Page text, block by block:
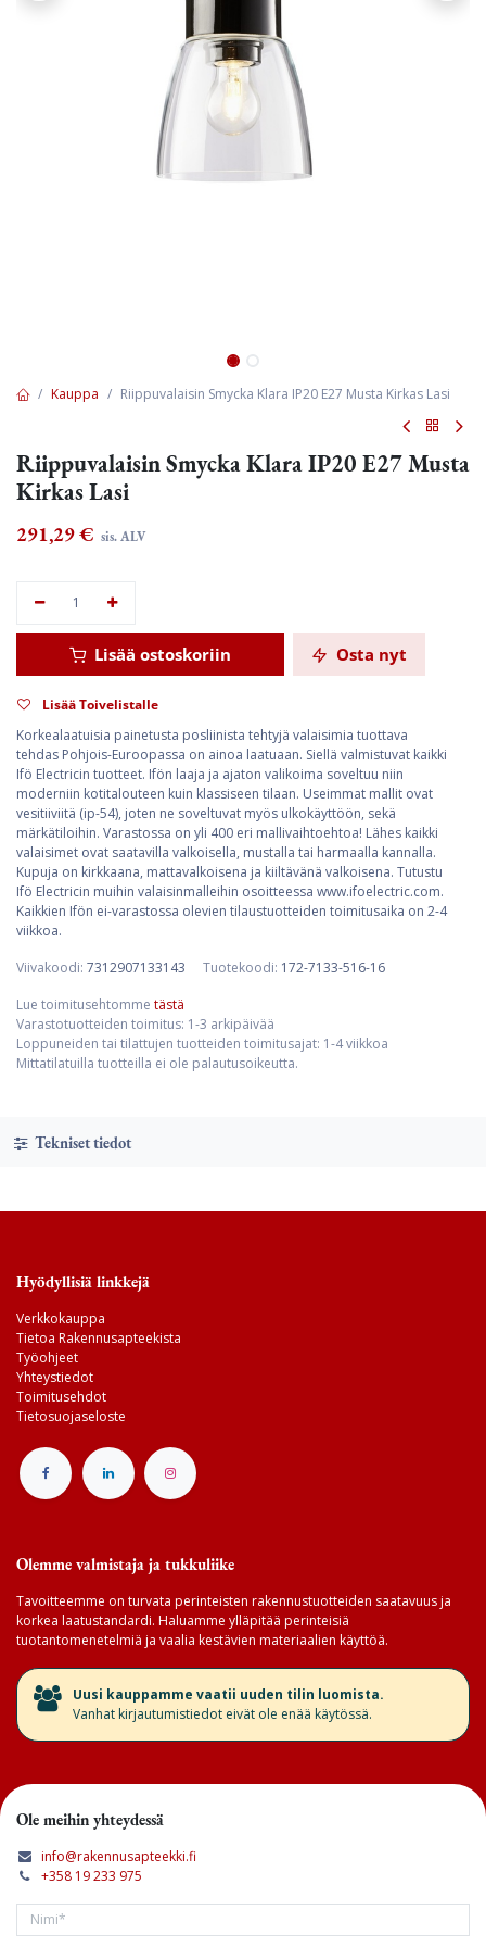
Kauppa Riippuvalaisin Smycka Klara IP20 E27 Musta Kirkas Lasi
Riippuvalaisin Smycka Klara IP20 E27 Musta
Kirkas Lasi
291,29€ sis. ALV
Lisää ostoskoriin Osta nyt
Lisää Toivelistalle
Korkealaatuisia painetusta posliinista tehtyjä valaisimia tuottava
tehdas Pohjois-Euroopassa on ainoa laatuaan. Siellä valmistuvat kaikki
Ifö Electricin tuotteet. Ifön laaja ja ajaton valikoima soveltuu niin
moderniin kotitalouteen kuin klassiseen tilaan. Useimmat mallit ovat
vesitiiviitä (ip-54), joten ne soveltuvat myös ulkokäyttöön, sekä
märkätiloihin. Varastossa on yli 400 eri mallivaihtoehtoa! Lähes kaikki
valaisimet ovat saatavilla valkoisella, mustalla tai harmaalla kannalla.
Kupuja on kirkkaana, mattavalkoisena ja kiiltävänä valkoisena. Tutustu
Ifö Electricin muihin valaisinmalleihin osoitteessa www.ifoelectric.com.
Kaikkien Ifön ei-varastossa olevien tilaustuotteiden toimitusaika on 2-4
viikkoa.
Viivakoodi: 7312907133143 Tuotekoodi: 172-7133-516-16
Lue toimitusehtomme tästä
Varastotuotteiden toimitus: 1-3 arkipäivää
Loppuneiden tai tilattujen tuotteiden toimitusajat: 1-4 viikkoa
Mittatilatuilla tuotteilla ei ole palautusoikeutta.
Tekniset tiedot
Hyödyllisiä linkkejä
Verkkokauppa
Tietoa Rakennusapteekista
Työohjeet
Yhteystiedot
Toimitusehdot
Tietosuojaseloste
Olemme valmistaja ja tukkuliike
Tavoitteemme on turvata perinteisten rakennustuotteiden saatavuus ja
korkea laatustandardi. Haluamme ylläpitää perinteisiä
tuotantomenetelmiä ja vaalia kestävien materiaalien käyttöä.
​Uusi kauppamme vaatii uuden tilin luomista.
Vanhat kirjautumistiedot eivät ole enää käytössä.
Ole meihin yhteydessä
info@rakennusapteekki.fi
+358 19 233 975